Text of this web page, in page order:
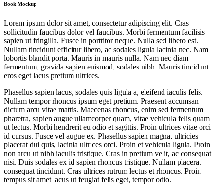
Book Mockup
Lorem ipsum dolor sit amet, consectetur adipiscing elit. Cras
sollicitudin faucibus dolor vel faucibus. Morbi fermentum facilisis
sapien ut fringilla. Fusce in porttitor neque. Nulla sed libero est.
Nullam tincidunt efficitur libero, ac sodales ligula lacinia nec. Nam
lobortis blandit porta. Mauris in mauris nulla. Nam nec diam
fermentum, gravida sapien euismod, sodales nibh. Mauris tincidunt
eros eget lacus pretium ultrices.
Phasellus sapien lacus, sodales quis ligula a, eleifend iaculis felis.
Nullam tempor rhoncus ipsum eget pretium. Praesent accumsan
dictum arcu vitae mattis. Maecenas rhoncus, enim sed fermentum
pharetra, sapien augue ullamcorper quam, vitae vehicula felis quam
ut lectus. Morbi hendrerit eu odio et sagittis. Proin ultrices vitae orci
id cursus. Fusce vel augue ex. Phasellus sapien magna, ultricies
placerat dui quis, lacinia ultrices orci. Proin et vehicula ligula. Proin
non arcu ut nibh iaculis tristique. Cras in pretium velit, ac consequat
nisi. Duis sodales ex id sapien rhoncus tristique. Nullam placerat
consequat tincidunt. Cras ultrices rutrum lectus et rhoncus. Proin
tempus sit amet lacus ut feugiat felis eget, tempor odio.